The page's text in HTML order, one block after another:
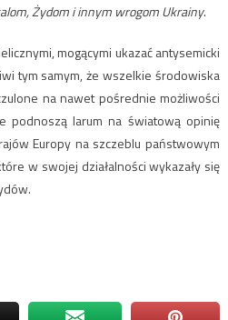
Żydom i innym wrogom Ukrainy.
mogącymi ukazać antysemicki
tym samym, że wszelkie środowiska
na nawet pośrednie możliwości
podnoszą larum na światową opinię
Europy na szczeblu państwowym
w swojej działalności wykazały się